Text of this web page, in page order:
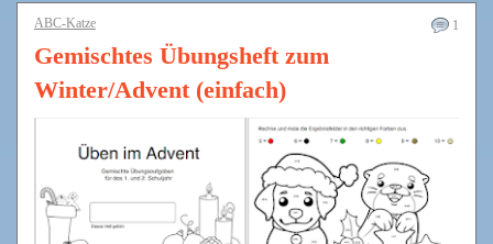
1
ABC-Katze
Gemischtes Übungsheft zum
Winter/Advent (einfach)